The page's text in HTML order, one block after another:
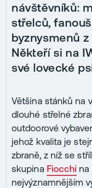
návštěvníků:
střelců,
byznysmenů
Někteří si na
své lovecké
Většina stánků na
dlouhé střelné
outdoorové
jehož kvalita je
zbraně, z níž se
skupina Fiocchi na
nejvýznamnějším